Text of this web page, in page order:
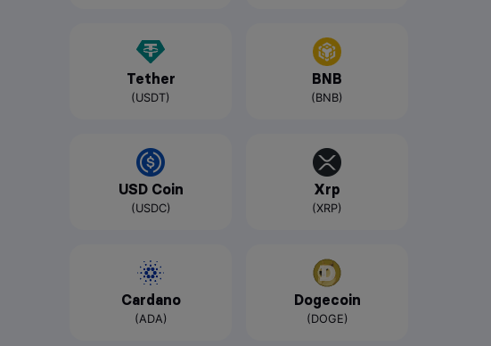
Tether
(USDT)
BNB
(BNB)
USD Coin
(USDC)
Xrp
(XRP)
Cardano
(ADA)
Dogecoin
(DOGE)